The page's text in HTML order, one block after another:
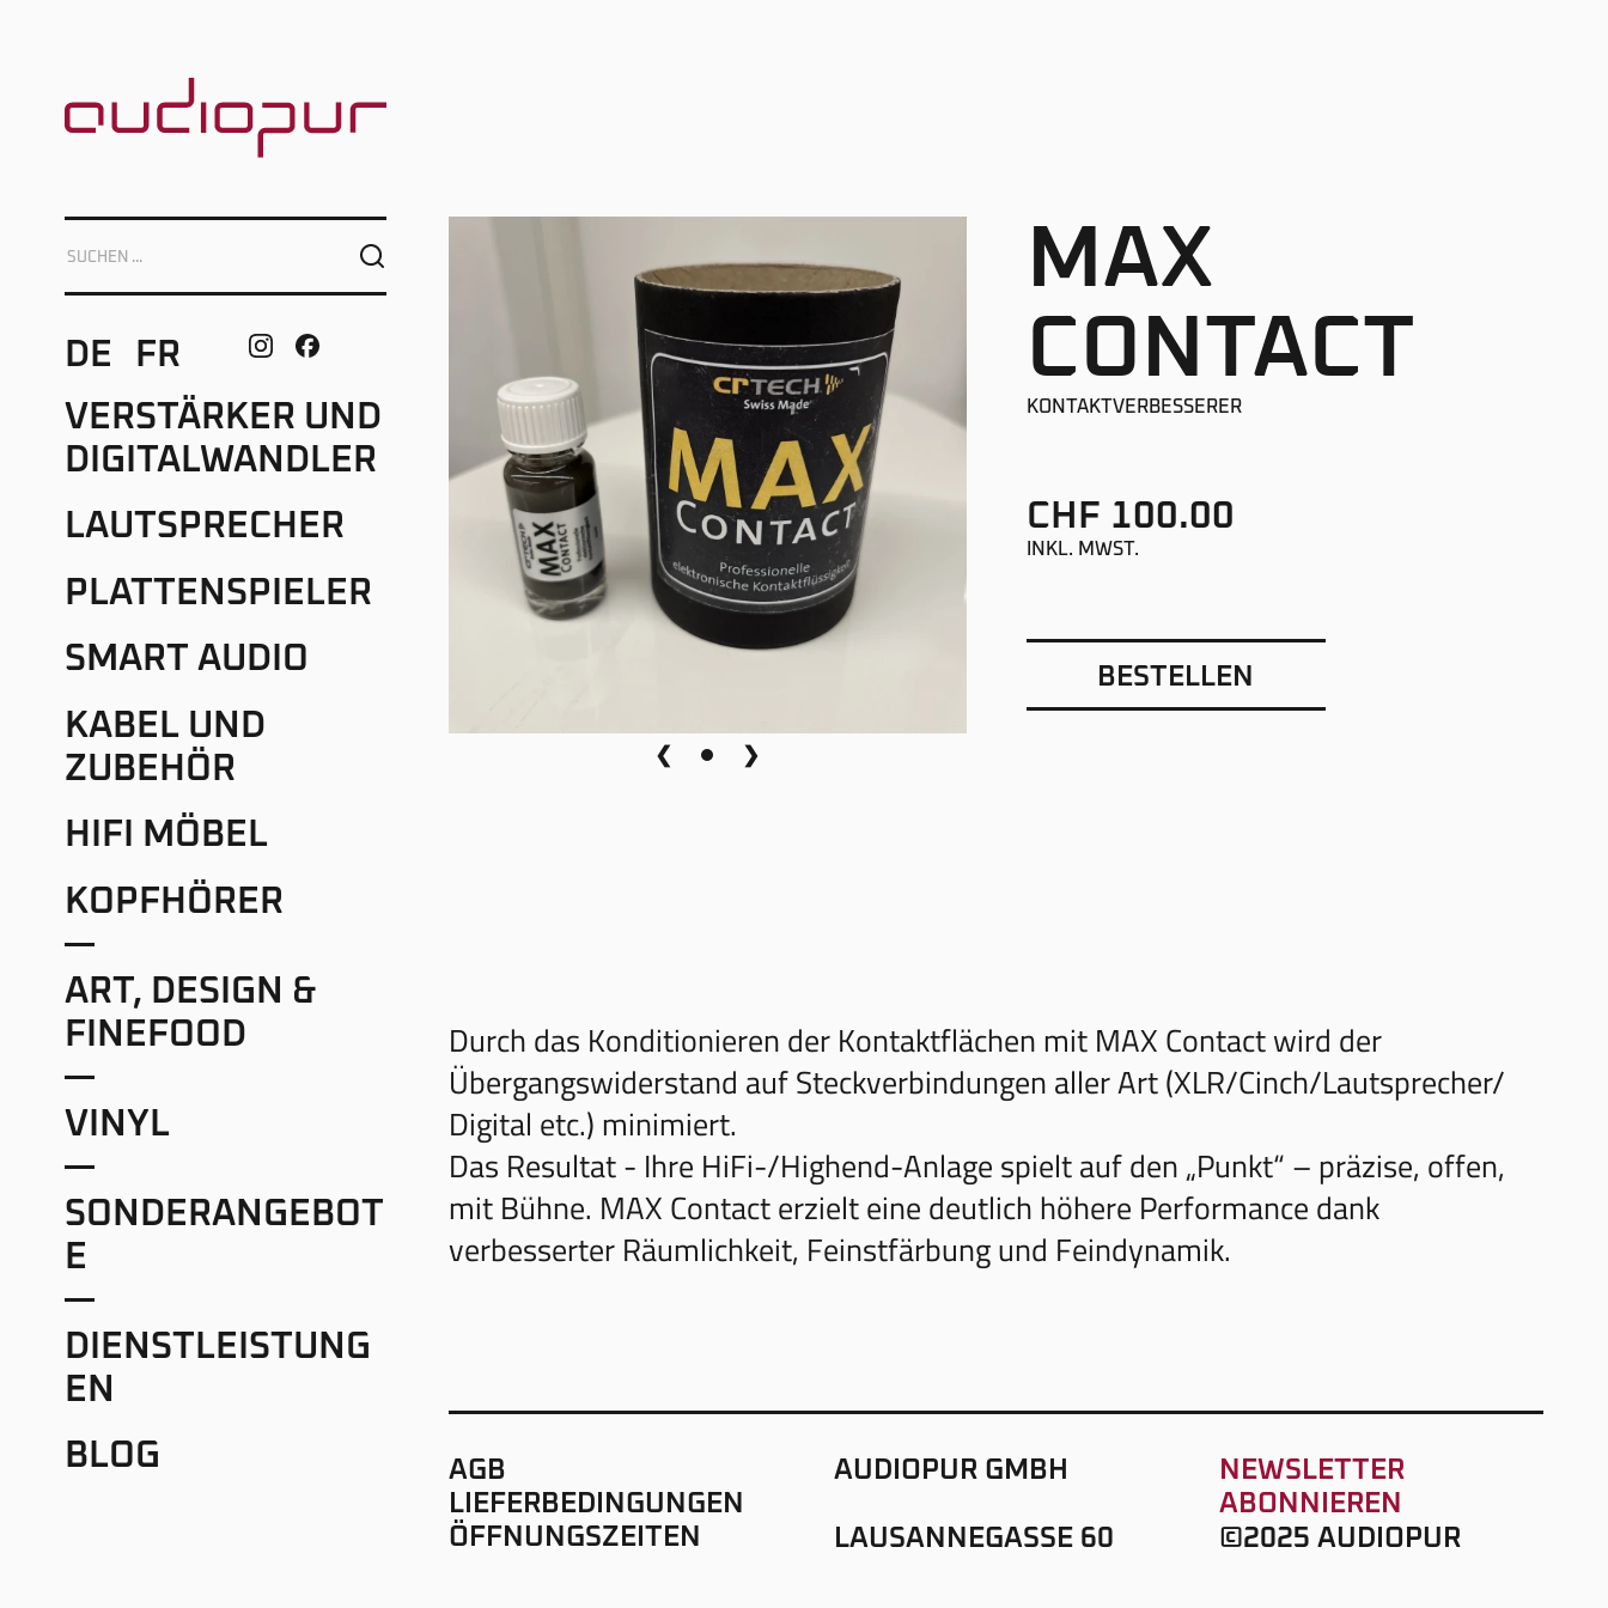
DE
FR
VERSTÄRKER UND
DIGITALWANDLER
LAUTSPRECHER
PLATTENSPIELER
SMART AUDIO
KABEL UND
ZUBEHÖR
HIFI MÖBEL
KOPFHÖRER
ART, DESIGN &
FINEFOOD
VINYL
SONDERANGEBOT
E
DIENSTLEISTUNG
EN
BLOG
❮ ❯
MAX
CONTACT
KONTAKTVERBESSERER
CHF 100.00
INKL. MWST.
BESTELLEN
Durch das Konditionieren der Kontaktflächen mit MAX Contact wird der
Übergangswiderstand auf Steckverbindungen aller Art (XLR/Cinch/Lautsprecher/
Digital etc.) minimiert.
Das Resultat - Ihre HiFi-/Highend-Anlage spielt auf den „Punkt“ – präzise, offen,
mit Bühne. MAX Contact erzielt eine deutlich höhere Performance dank
verbesserter Räumlichkeit, Feinstfärbung und Feindynamik.
AGB
LIEFERBEDINGUNGEN
ÖFFNUNGSZEITEN
AUDIOPUR GMBH
LAUSANNEGASSE 60
NEWSLETTER
ABONNIEREN
©2025 AUDIOPUR